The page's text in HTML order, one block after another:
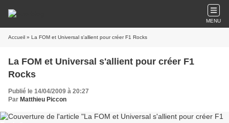
MENU
Accueil » La FOM et Universal s'allient pour créer F1 Rocks
La FOM et Universal s'allient pour créer F1
Rocks
Publié le 14/04/2009 à 20:27
Par Matthieu Piccon